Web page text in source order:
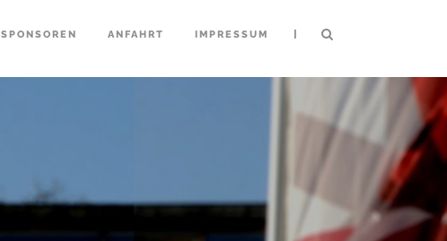
SPONSOREN ANFAHRT IMPRESSUM |